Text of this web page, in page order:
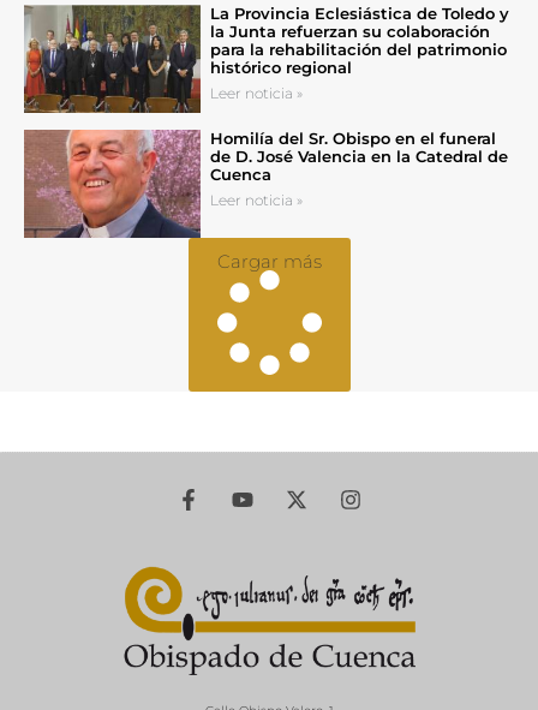
La Provincia Eclesiástica de Toledo y
la Junta refuerzan su colaboración
para la rehabilitación del patrimonio
histórico regional
Leer noticia »
Homilía del Sr. Obispo en el funeral
de D. José Valencia en la Catedral de
Cuenca
Leer noticia »
Cargar más